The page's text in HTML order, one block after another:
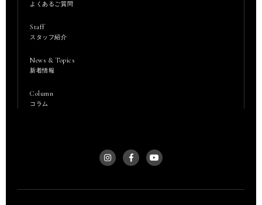
よくあるご質問
Staff
スタッフ紹介
News & Topics
新着情報
Column
コラム